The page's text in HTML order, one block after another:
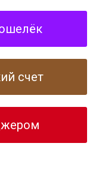
счет